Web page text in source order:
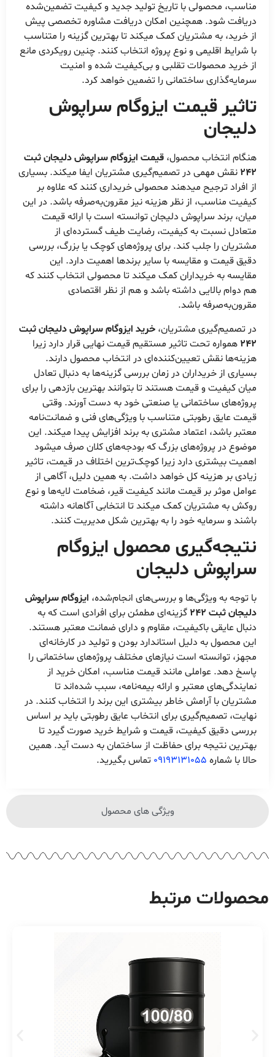
ویژگی های محصول
مناسب، محصولی با تاریخ تولید جدید و کیفیت تضمین‌شده
دریافت شود. همچنین امکان دریافت مشاوره تخصصی پیش
از خرید، به مشتریان کمک میکند تا بهترین گزینه را متناسب
با شرایط اقلیمی و نوع پروژه انتخاب کنند. چنین رویکردی مانع
از خرید محصولات تقلبی و بی‌کیفیت شده و امنیت
سرمایه‌گذاری ساختمانی را تضمین خواهد کرد.
تاثیر قیمت ایزوگام سراپوش
دلیجان
هنگام انتخاب محصول، قیمت ایزوگام سراپوش دلیجان ثبت
242 نقش مهمی در تصمیم‌گیری مشتریان ایفا میکند. بسیاری
از افراد ترجیح میدهند محصولی خریداری کنند که علاوه بر
کیفیت مناسب، از نظر هزینه نیز مقرون‌به‌صرفه باشد. در این
میان، برند سراپوش دلیجان توانسته است با ارائه قیمت
متعادل نسبت به کیفیت، رضایت طیف گسترده‌ای از
مشتریان را جلب کند. برای پروژه‌های کوچک یا بزرگ، بررسی
دقیق قیمت و مقایسه با سایر برندها اهمیت دارد. این
مقایسه به خریداران کمک میکند تا محصولی انتخاب کنند که
هم دوام بالایی داشته باشد و هم از نظر اقتصادی
مقرون‌به‌صرفه باشد.
در تصمیم‌گیری مشتریان، خرید ایزوگام سراپوش دلیجان ثبت
242 همواره تحت تاثیر مستقیم قیمت نهایی قرار دارد زیرا
هزینه‌ها نقش تعیین‌کننده‌ای در انتخاب محصول دارند.
بسیاری از خریداران در زمان بررسی گزینه‌ها به دنبال تعادل
میان کیفیت و قیمت هستند تا بتوانند بهترین بازدهی را برای
پروژه‌های ساختمانی یا صنعتی خود به دست آورند. وقتی
قیمت عایق رطوبتی متناسب با ویژگی‌های فنی و ضمانت‌نامه
معتبر باشد، اعتماد مشتری به برند افزایش پیدا میکند. این
موضوع در پروژه‌های بزرگ که بودجه‌های کلان صرف میشود
اهمیت بیشتری دارد زیرا کوچک‌ترین اختلاف در قیمت، تاثیر
زیادی بر هزینه کل خواهد داشت. به همین دلیل، آگاهی از
عوامل موثر بر قیمت مانند کیفیت قیر، ضخامت لایه‌ها و نوع
روکش به مشتریان کمک میکند تا انتخابی آگاهانه داشته
باشند و سرمایه خود را به بهترین شکل مدیریت کنند.
نتیجه‌گیری محصول ایزوگام
سراپوش دلیجان
با توجه به ویژگی‌ها و بررسی‌های انجام‌شده، ایزوگام سراپوش
دلیجان ثبت 242
گزینه‌ای مطمئن برای افرادی است که به
دنبال عایقی باکیفیت، مقاوم و دارای ضمانت معتبر هستند.
این محصول به دلیل استاندارد بودن و تولید در کارخانه‌ای
مجهز، توانسته است نیازهای مختلف پروژه‌های ساختمانی را
پاسخ دهد. عواملی مانند قیمت مناسب، امکان خرید از
نمایندگی‌های معتبر و ارائه بیمه‌نامه، سبب شده‌اند تا
مشتریان با آرامش خاطر بیشتری این برند را انتخاب کنند. در
نهایت، تصمیم‌گیری برای انتخاب عایق رطوبتی باید بر اساس
بررسی دقیق کیفیت، قیمت و شرایط خرید صورت گیرد تا
بهترین نتیجه برای حفاظت از ساختمان به دست آید. همین
حالا با شماره 09193131055 تماس بگیرید.
محصولات مرتبط